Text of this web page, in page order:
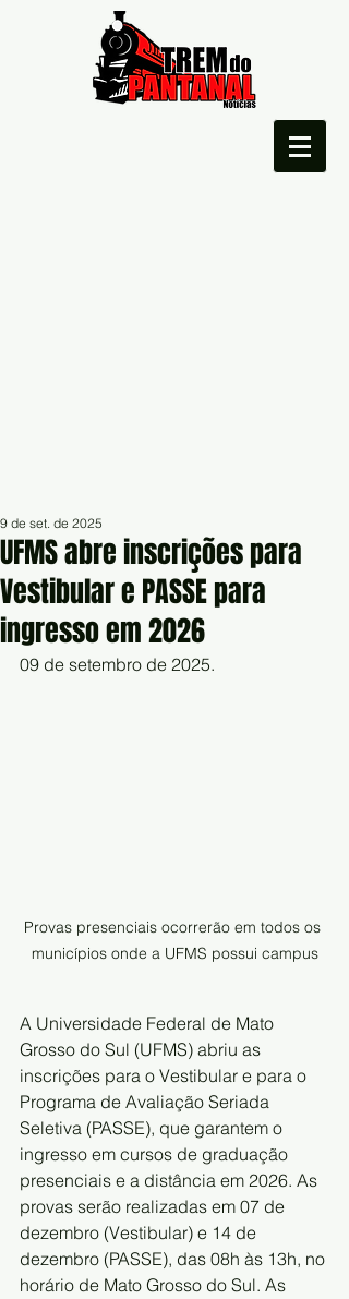
UFMS abre inscrições para
Vestibular e PASSE para
ingresso em 2026
9 de set. de 2025
09 de setembro de 2025.
Provas presenciais ocorrerão em todos os
municípios onde a UFMS possui campus
A Universidade Federal de Mato
Grosso do Sul (UFMS) abriu as
inscrições para o Vestibular e para o
Programa de Avaliação Seriada
Seletiva (PASSE), que garantem o
ingresso em cursos de graduação
presenciais e a distância em 2026. As
provas serão realizadas em 07 de
dezembro (Vestibular) e 14 de
dezembro (PASSE), das 08h às 13h, no
horário de Mato Grosso do Sul. As